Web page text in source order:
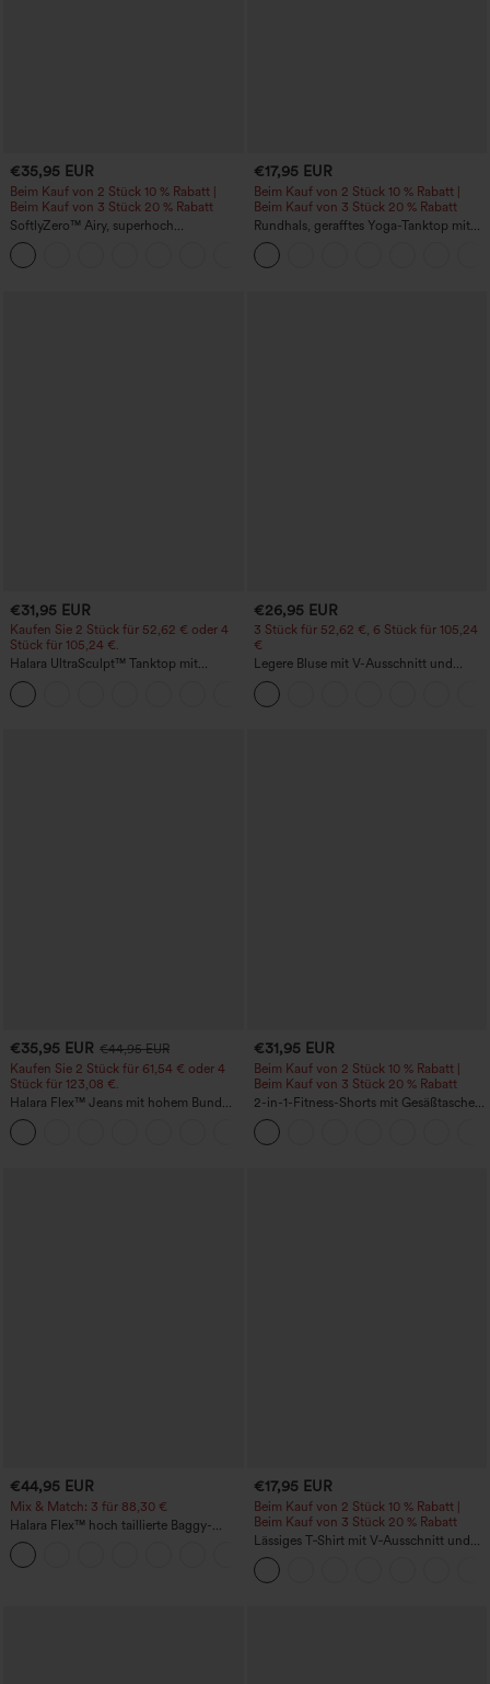
€35,95 EUR
Beim Kauf von 2 Stück 10 % Rabatt |
Beim Kauf von 3 Stück 20 % Rabatt
SoftlyZero™ Airy, superhoch
geschnittene 2-in-1 InstantCool Yoga-
Shorts 7" mit Taschen
€17,95 EUR
Beim Kauf von 2 Stück 10 % Rabatt |
Beim Kauf von 3 Stück 20 % Rabatt
Rundhals, gerafftes Yoga-Tanktop mit
Cool-Touch-Effekt – UPF50+
€31,95 EUR
Kaufen Sie 2 Stück für 52,62 € oder 4
Stück für 105,24 €.
Halara UltraSculpt™ Tanktop mit
Rundhalsausschnitt und
geschwungenem Saum
€26,95 EUR
3 Stück für 52,62 €, 6 Stück für 105,24
€
Legere Bluse mit V-Ausschnitt und
kurzen Puffärmeln
€35,95 EUR €44,95 EUR
Kaufen Sie 2 Stück für 61,54 € oder 4
Stück für 123,08 €.
Halara Flex™ Jeans mit hohem Bund
und Taschen, gewaschener, lässiger
Bootcut
€31,95 EUR
Beim Kauf von 2 Stück 10 % Rabatt |
Beim Kauf von 3 Stück 20 % Rabatt
2-in-1-Fitness-Shorts mit Gesäßtasche
und seitlicher versteckter Tasche 6,3 cm
€44,95 EUR
Mix & Match: 3 für 88,30 €
Halara Flex™ hoch taillierte Baggy-
Jeans mit Taschen, weitem Bein,
stonewashed, lässig
€17,95 EUR
Beim Kauf von 2 Stück 10 % Rabatt |
Beim Kauf von 3 Stück 20 % Rabatt
Lässiges T‑Shirt mit V‑Ausschnitt und
kurzen Ärmeln